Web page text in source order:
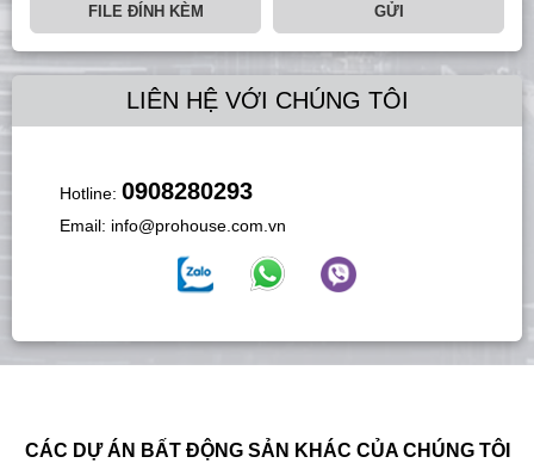
FILE ĐÍNH KÈM GỬI
LIÊN HỆ VỚI CHÚNG TÔI
Hotline: 0908280293
Email: info@prohouse.com.vn
CÁC DỰ ÁN BẤT ĐỘNG SẢN KHÁC CỦA CHÚNG TÔI